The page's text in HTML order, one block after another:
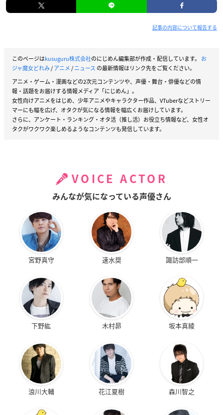
記事の内容について報告する
このページはkusuguru株式会社のにじめん編集部が作成・配信しています。 お
ジャ魔女どれみ/アニメ/ニュース の最新情報はリンク先をご覧ください。
アニメ・ゲーム・漫画などの2次元コンテンツや、声優・舞台・俳優などの情
報・話題をお届けする情報メディア「にじめん」。
女性向けアニメをはじめ、少年アニメやキャラクター作品、VTuberなどストリー
マーにも幅を広げ、オタクが気になる情報を幅広くお届けしています。
さらに、アンケート・ランキング・オタ活（推し活）お役立ち情報など、女性オ
タクがワクワク楽しめるようなコンテンツも発信しています。
VOICE ACTOR
みんなが気になっている声優さん
宮野真守 速水奨 諏訪部順一
下野紘 木村昴 坂本真綾
浪川大輔 花江夏樹 森川智之